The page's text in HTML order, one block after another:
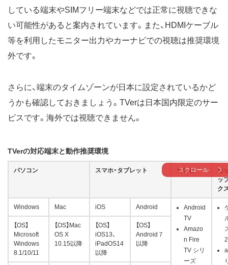
している端末やSIMフリー端末などでは正常に視聴できな
い可能性があると案内されています。また、HDMIケーブル
等を利用したモニター出力やカーナビでの視聴は推奨環境
外です。
さらに、端末のタイムゾーンが日本に設定されているかど
うかも確認しておきましょう。TVerは日本国内限定のサー
ビスです。海外では視聴できません。
TVerの対応端末と動作推奨環境
パソコン スマホ・タブレット テレビ
セ
ッ
ク
Windows Mac iOS Android
Android
TV
Amazo
n Fire
TV シリ
ーズ
2
【OS】
Microsoft
Windows
8.1/10/11
【OS】Mac
OS X
10.15以降
【OS】
iOS13、
iPadOS14
以降
【OS】
Android７
以降
スクロール